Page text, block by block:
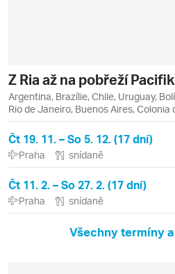
Z Ria až na pobřeží
Argentina, Brazílie, Chile, Uruguay,
Rio de Janeiro, Buenos Aires, Colonia
Sacramento, Copacabana, Foz do
Ipanema, Leblon, Mendoza, Santiago
Tigre, Valparaiso, Viňa del Mar
Čt 19. 11. – So 5. 12. (17 dní)
Praha snídaně
Čt 11. 2. – So 27. 2. (17 dní)
Praha snídaně
Všechny termíny